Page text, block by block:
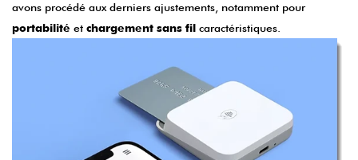
avons procédé aux derniers ajustements, notamment pour
portabilité et chargement sans fil caractéristiques.